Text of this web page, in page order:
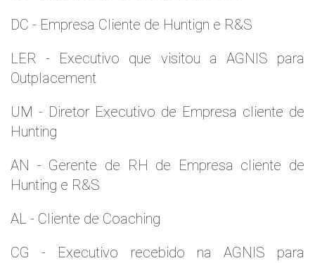
DC - Empresa Cliente de Huntign e R&S
LER - Executivo que visitou a AGNIS para
Outplacement
UM - Diretor Executivo de Empresa cliente de
Hunting
AN - Gerente de RH de Empresa cliente de
Hunting e R&S
AL - Cliente de Coaching
CG - Executivo recebido na AGNIS para